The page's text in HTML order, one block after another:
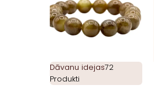
Dāvanu idejas72
Produkti